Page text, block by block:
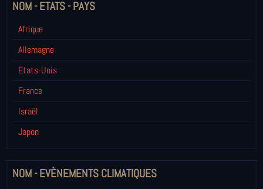
NOM - ETATS - PAYS
Afrique
Allemagne
Etats-Unis
France
Israël
Japon
NOM - EVÈNEMENTS CLIMATIQUES